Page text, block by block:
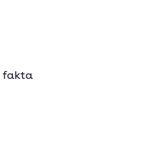
fakta